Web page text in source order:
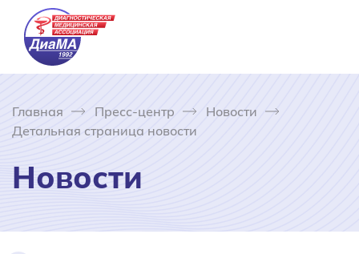
Главная Пресс-центр
Новости
Детальная страница новости
Новости